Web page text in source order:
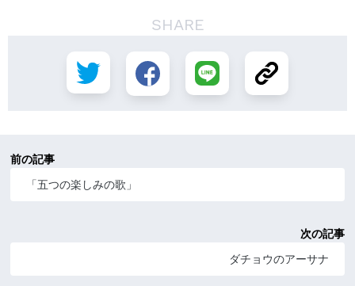
SHARE
前の記事
「五つの楽しみの歌」
次の記事
ダチョウのアーサナ